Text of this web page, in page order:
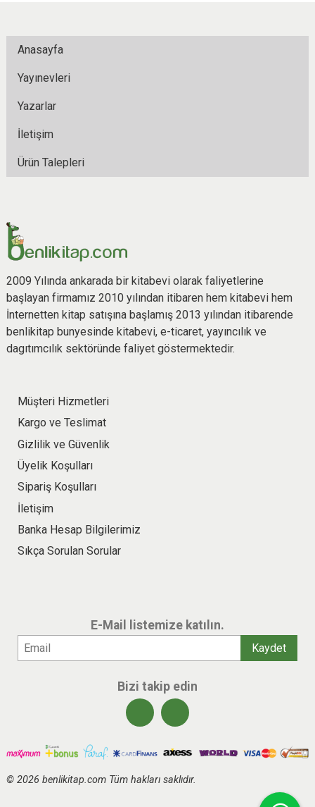
Anasayfa
Yayınevleri
Yazarlar
İletişim
Ürün Talepleri
2009 Yılında ankarada bir kitabevi olarak faliyetlerine
başlayan firmamız 2010 yılından itibaren hem kitabevi hem
İnternetten kitap satışına başlamış 2013 yılından itibarende
benlikitap bunyesinde kitabevi, e-ticaret, yayıncılık ve
dagıtımcılık sektöründe faliyet göstermektedir.
Müşteri Hizmetleri
Kargo ve Teslimat
Gizlilik ve Güvenlik
Üyelik Koşulları
Sipariş Koşulları
İletişim
Banka Hesap Bilgilerimiz
Sıkça Sorulan Sorular
E-Mail listemize katılın.
Bizi takip edin
© 2026 benlikitap.com Tüm hakları saklıdır.